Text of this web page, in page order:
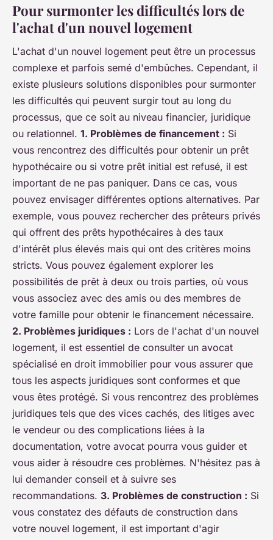
Pour surmonter les difficultés lors de
l'achat d'un nouvel logement
L'achat d'un nouvel logement peut être un processus
complexe et parfois semé d'embûches. Cependant, il
existe plusieurs solutions disponibles pour surmonter
les difficultés qui peuvent surgir tout au long du
processus, que ce soit au niveau financier, juridique
ou relationnel. 1. Problèmes de financement : Si
vous rencontrez des difficultés pour obtenir un prêt
hypothécaire ou si votre prêt initial est refusé, il est
important de ne pas paniquer. Dans ce cas, vous
pouvez envisager différentes options alternatives. Par
exemple, vous pouvez rechercher des prêteurs privés
qui offrent des prêts hypothécaires à des taux
d'intérêt plus élevés mais qui ont des critères moins
stricts. Vous pouvez également explorer les
possibilités de prêt à deux ou trois parties, où vous
vous associez avec des amis ou des membres de
votre famille pour obtenir le financement nécessaire.
2. Problèmes juridiques : Lors de l'achat d'un nouvel
logement, il est essentiel de consulter un avocat
spécialisé en droit immobilier pour vous assurer que
tous les aspects juridiques sont conformes et que
vous êtes protégé. Si vous rencontrez des problèmes
juridiques tels que des vices cachés, des litiges avec
le vendeur ou des complications liées à la
documentation, votre avocat pourra vous guider et
vous aider à résoudre ces problèmes. N'hésitez pas à
lui demander conseil et à suivre ses
recommandations. 3. Problèmes de construction : Si
vous constatez des défauts de construction dans
votre nouvel logement, il est important d'agir